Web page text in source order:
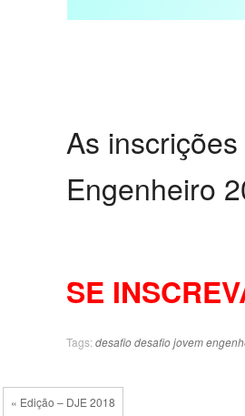
As
Engenheiro
SE
Tags: desafiodesafio jovem
« Edição – DJE 2018